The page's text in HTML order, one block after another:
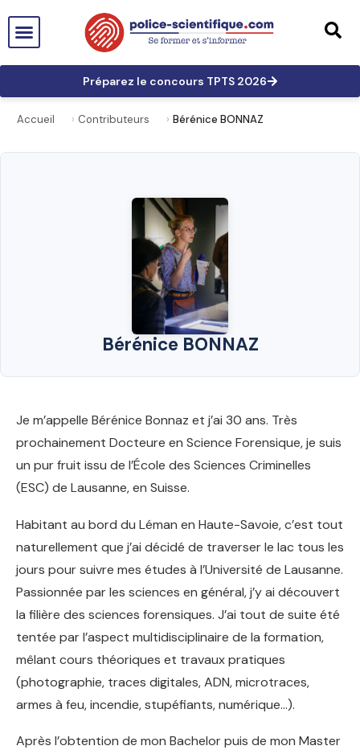
Préparez le concours TPTS 2026
Accueil Contributeurs Bérénice BONNAZ
Bérénice BONNAZ
Je m’appelle Bérénice Bonnaz et j’ai 30 ans. Très
prochainement Docteure en Science Forensique, je suis
un pur fruit issu de l’École des Sciences Criminelles
(ESC) de Lausanne, en Suisse.
Habitant au bord du Léman en Haute-Savoie, c’est tout
naturellement que j’ai décidé de traverser le lac tous les
jours pour suivre mes études à l’Université de Lausanne.
Passionnée par les sciences en général, j’y ai découvert
la filière des sciences forensiques. J’ai tout de suite été
tentée par l’aspect multidisciplinaire de la formation,
mêlant cours théoriques et travaux pratiques
(photographie, traces digitales, ADN, microtraces,
armes à feu, incendie, stupéfiants, numérique…).
Après l’obtention de mon Bachelor puis de mon Master